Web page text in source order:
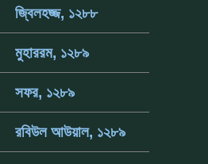
জ্বিলহজ্জ, ১২৮৮
মুহাররম, ১২৮৯
সফর, ১২৮৯
রবিউল আউয়াল, ১২৮৯